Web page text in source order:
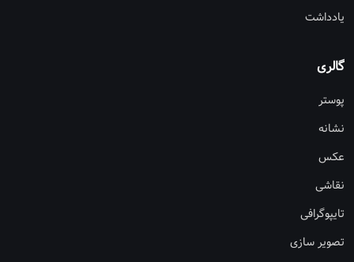
یادداشت
گالری
پوستر
نشانه
عکس
نقاشی
تایپوگرافی
تصویر سازی